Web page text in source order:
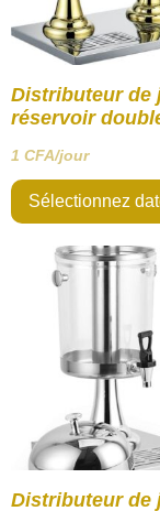
Distributeur de
réservoir
1 CFA/jour
Sélectionnez
Distributeur de